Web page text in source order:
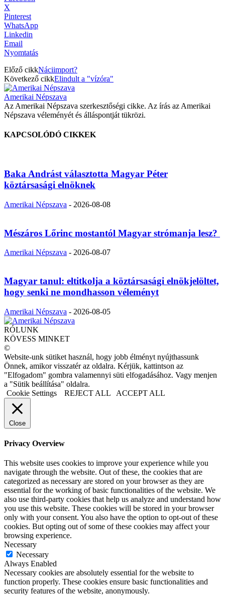
X
Pinterest
WhatsApp
Linkedin
Email
Nyomtatás
Előző cikkNáciimport?
Következő cikkElindult a "vízóra"
Amerikai Népszava
Az Amerikai Népszava szerkesztőségi cikke. Az írás az Amerikai
Népszava véleményét és álláspontját tükrözi.
KAPCSOLÓDÓ CIKKEK
Baka Andrást választotta Magyar Péter
köztársasági elnöknek
Amerikai Népszava - 2026-08-08
Mészáros Lőrinc mostantól Magyar strómanja lesz?
Amerikai Népszava - 2026-08-07
Magyar tanul: eltitkolja a köztársasági elnökjelöltet,
hogy senki ne mondhasson véleményt
Amerikai Népszava - 2026-08-05
RÓLUNK
KÖVESS MINKET
©
Website-unk sütiket használ, hogy jobb élményt nyújthassunk
Önnek, amikor visszatér az oldalra. Kérjük, kattintson az
"Elfogadom" gombra valamennyi süti elfogadásához. Vagy menjen
a "Sütik beállítása" oldalra.
Cookie Settings
REJECT ALL ACCEPT ALL
Close
Privacy Overview
This website uses cookies to improve your experience while you
navigate through the website. Out of these, the cookies that are
categorized as necessary are stored on your browser as they are
essential for the working of basic functionalities of the website. We
also use third-party cookies that help us analyze and understand how
you use this website. These cookies will be stored in your browser
only with your consent. You also have the option to opt-out of these
cookies. But opting out of some of these cookies may affect your
browsing experience.
Necessary
Necessary
Always Enabled
Necessary cookies are absolutely essential for the website to
function properly. These cookies ensure basic functionalities and
security features of the website, anonymously.